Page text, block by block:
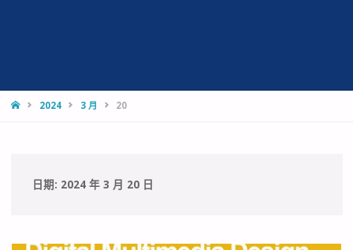
HOME2024 3 月 20
日期: 2024 年 3 月 20 日